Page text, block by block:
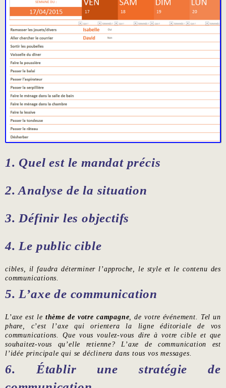
1. Quel est le mandat précis
2. Analyse de la situation
3. Définir les objectifs
4. Le public cible
cibles, il faudra déterminer l’approche, le style et le contenu des
communications.
5. L’axe de communication
L’axe est le thème de votre campagne , de votre événement. Tel un
phare, c’est l’axe qui orientera la ligne éditoriale de vos
communications. Que vous voulez-vous dire à votre cible et que
souhaitez-vous qu’elle retienne? L’axe de communication est
l’idée principale qui se déclinera dans tous vos messages.
6. Établir une stratégie de